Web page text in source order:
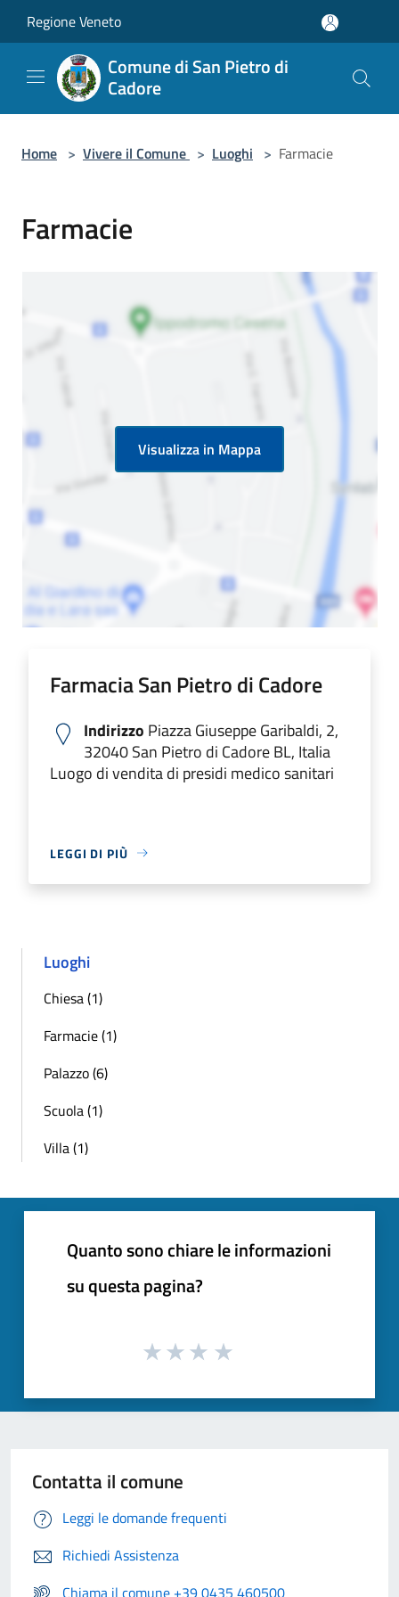
Regione Veneto
Comune di San Pietro di
Cadore
Home > Vivere il Comune > Luoghi > Farmacie
Farmacie
Visualizza in Mappa
Farmacia San Pietro di Cadore
Indirizzo Piazza Giuseppe Garibaldi, 2,
32040 San Pietro di Cadore BL, Italia
Luogo di vendita di presidi medico sanitari
LEGGI DI PIÙ
Luoghi
Chiesa (1)
Farmacie (1)
Palazzo (6)
Scuola (1)
Villa (1)
Quanto sono chiare le informazioni
su questa pagina?
Contatta il comune
Leggi le domande frequenti
Richiedi Assistenza